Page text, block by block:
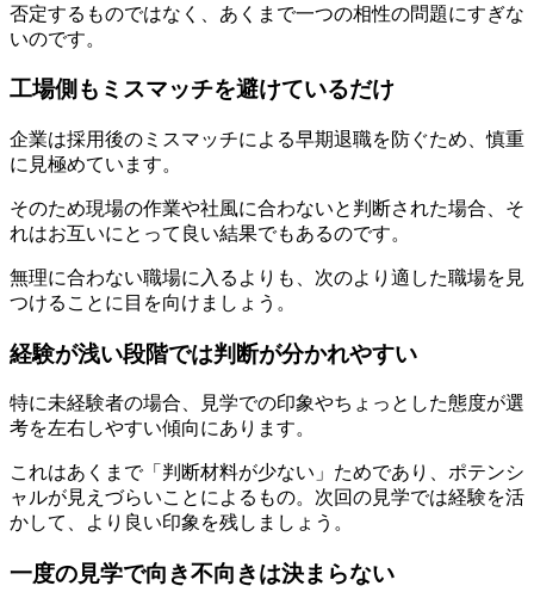
否定するものではなく、あくまで一つの相性の問題にすぎな
いのです。
工場側もミスマッチを避けているだけ
企業は採用後のミスマッチによる早期退職を防ぐため、慎重
に見極めています。
そのため現場の作業や社風に合わないと判断された場合、そ
れはお互いにとって良い結果でもあるのです。
無理に合わない職場に入るよりも、次のより適した職場を見
つけることに目を向けましょう。
経験が浅い段階では判断が分かれやすい
特に未経験者の場合、見学での印象やちょっとした態度が選
考を左右しやすい傾向にあります。
これはあくまで「判断材料が少ない」ためであり、ポテンシ
ャルが見えづらいことによるもの。次回の見学では経験を活
かして、より良い印象を残しましょう。
一度の見学で向き不向きは決まらない